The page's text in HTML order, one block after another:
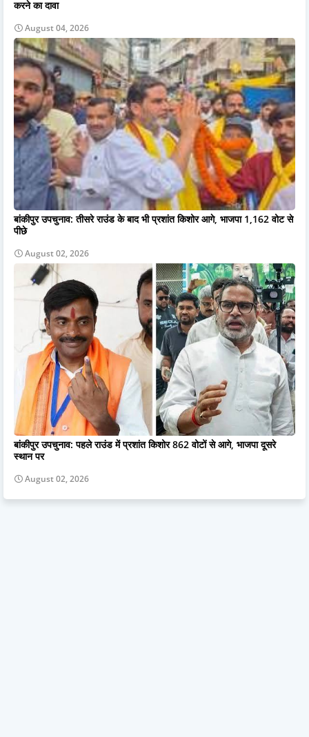
करने का दावा
August 04, 2026
बांकीपुर उपचुनाव: तीसरे राउंड के बाद भी प्रशांत किशोर आगे, भाजपा 1,162 वोट से
पीछे
August 02, 2026
बांकीपुर उपचुनाव: पहले राउंड में प्रशांत किशोर 862 वोटों से आगे, भाजपा दूसरे
स्थान पर
August 02, 2026